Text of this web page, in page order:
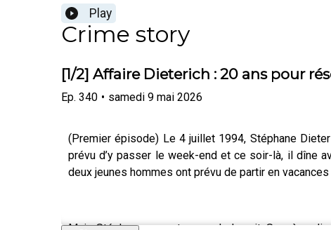
Play
Crime story
[1/2] Affaire Dieterich : 20 ans pour
Ep. 340 • samedi 9 mai 2026
(Premier épisode) Le 4 juillet 1994, Stéphane
prévu d’y passer le week-end et ce soir-là, il dîne
deux jeunes hommes ont prévu de partir en